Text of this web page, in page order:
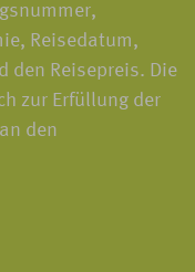
Reisedatum,
den Reisepreis. Die
zur Erfüllung der
den